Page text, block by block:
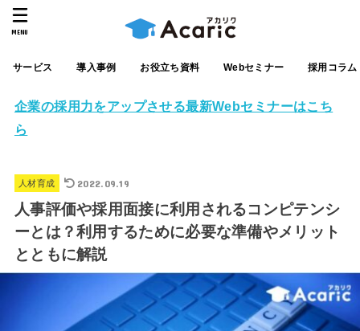
サービス 導入事例 お役立ち資料 Webセミナー 採用コラム
MENU
企業の採用力をアップさせる最新Webセミナーはこち
ら
人材育成 2022.09.19
人事評価や採用面接に利用されるコンピテンシ
ーとは？利用するために必要な準備やメリット
とともに解説